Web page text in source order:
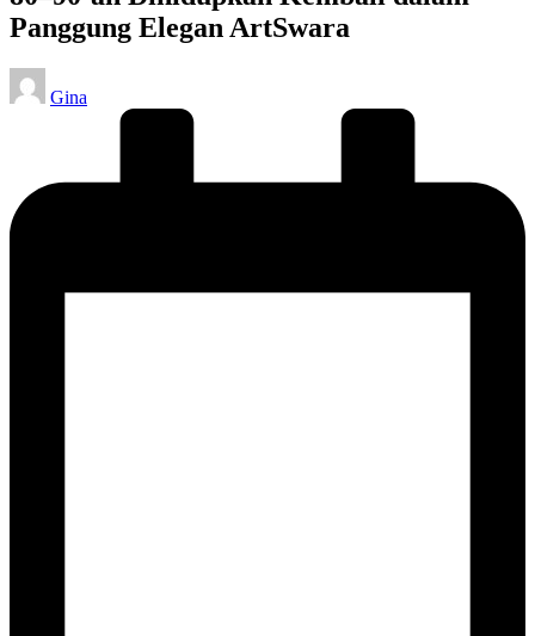
Panggung Elegan ArtSwara
Posted
by
Gina